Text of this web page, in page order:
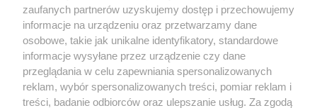
Zapamiętać?
Zaloguj
zaufanych partnerów uzyskujemy dostęp i przechowujemy
informacje na urządzeniu oraz przetwarzamy dane
osobowe, takie jak unikalne identyfikatory, standardowe
informacje wysyłane przez urządzenie czy dane
przeglądania w celu zapewniania spersonalizowanych
reklam, wybór spersonalizowanych treści, pomiar reklam i
treści, badanie odbiorców oraz ulepszanie usług. Za zgodą